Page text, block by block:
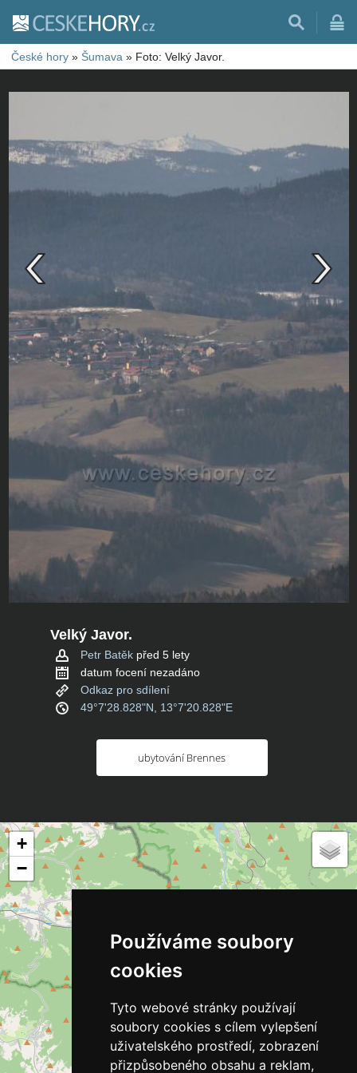
Používáme soubory
cookies
Tyto webové stránky používají
soubory cookies s cílem vylepšení
uživatelského prostředí, zobrazení
přizpůsobeného obsahu a reklam,
České hory » Šumava » Foto: Velký Javor.
Velký Javor.
Petr Batěk před 5 lety
datum focení nezadáno
Odkaz pro sdílení
49°7'28.828"N, 13°7'20.828"E
ubytování Brennes
+
−